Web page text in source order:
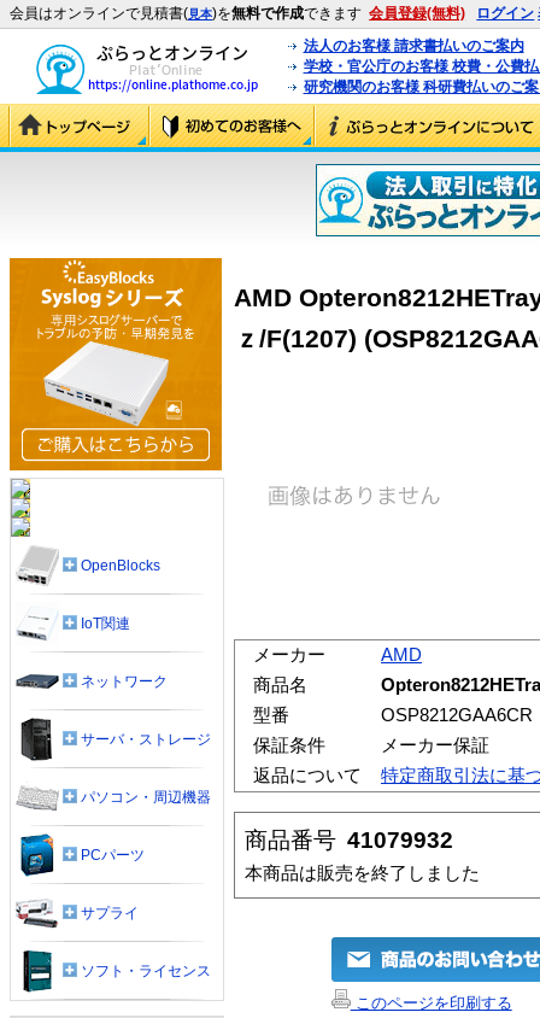
会員はオンラインで見積書(見本)を無料で作成できます 会員登録(無料) ログイン
法人のお客様 請求書払いのご案内
学校・官公庁のお客様 校費・公費
研究機関のお客様 科研費払いのご
AMD
ｚ/F(1207)
メーカー
AMD
商品名
型番
OSP8212GAA6CR
保証条件
メーカー保証
返品について
特定商取引法に基
商品番号 41079932
本商品は販売を終了しました
このページを印刷する
OpenBlocks
IoT関連
ネットワーク
サーバ・ストレージ
パソコン・周辺機器
PCパーツ
サプライ
ソフト・ライセンス